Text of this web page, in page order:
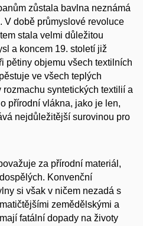
zůstala bavlna neznámá
V době průmyslové revoluce
stala velmi důležitou
a koncem 19. století již
pětiny objemu všech textilních
ve všech teplých
syntetických textilií a
přírodní vlákna, jako je len,
nejdůležitější surovinou pro
za přírodní materiál,
Konvenční
si však v ničem nezadá s
zemědělskými a
fatální dopady na životy